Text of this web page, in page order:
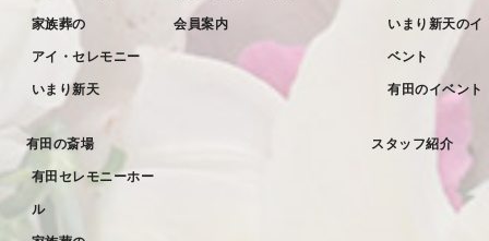
2022年1月
2021年11月
2021年10月
家族葬の
アイ・セレモニー
いまり新天
有田の斎場
有田セレモニーホー
ル
会員案内 いまり新天のイ
ベント
有田のイベント
スタッフ紹介